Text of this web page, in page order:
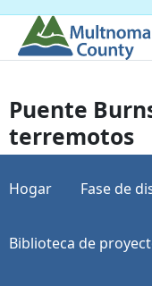
Puente
terremotos
Hogar Fase de
Biblioteca de